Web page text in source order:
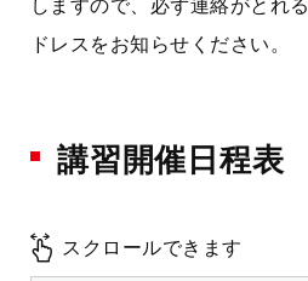
しますので、必ず連絡がとれ
ドレスをお知らせください。
講習開催日程表
スクロールできます